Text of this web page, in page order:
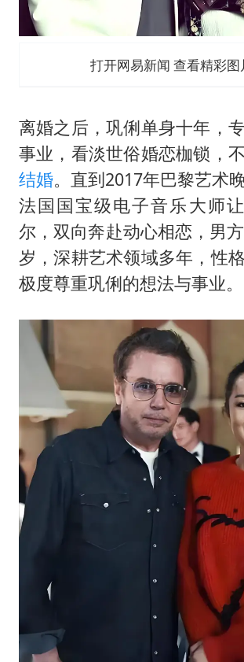
打开网易新闻 查看精彩图
离婚之后，巩俐单身十年，
事业，看淡世俗婚恋枷锁，
结婚。直到2017年巴黎艺术
法国国宝级电子音乐大师
尔，双向奔赴动心相恋，男
岁，深耕艺术领域多年，性
极度尊重巩俐的想法与事业。